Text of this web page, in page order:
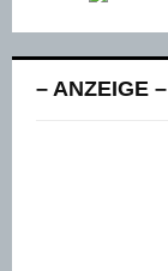
– ANZEIGE –